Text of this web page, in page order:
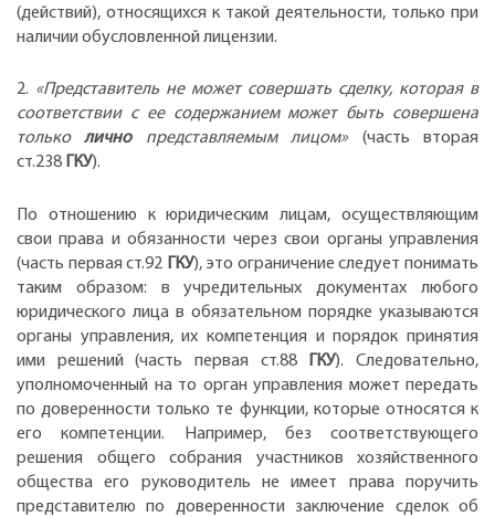
(действий), относящихся к такой деятельности, только при
наличии обусловленной лицензии.
2. «Представитель не может совершать сделку, которая в
соответствии с ее содержанием может быть совершена
тольколично представляемым лицом» (часть вторая
ст.238 ГКУ).
По отношению к юридическим лицам, осуществляющим
свои права и обязанности через свои органы управления
(часть первая ст.92
ГКУ), это ограничение следует понимать
таким образом: в учредительных документах любого
юридического лица в обязательном порядке указываются
органы управления, их компетенция и порядок принятия
ими решений (часть первая ст.88ГКУ). Следовательно,
уполномоченный на то орган управления может передать
по доверенности только те функции, которые относятся к
его компетенции. Например, без соответствующего
решения общего собрания участников хозяйственного
общества его руководитель не имеет права поручить
представителю по доверенности заключение сделок об